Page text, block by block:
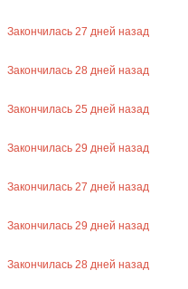
Закончилась 27 дней назад
Закончилась 28 дней назад
Закончилась 25 дней назад
Закончилась 29 дней назад
Закончилась 27 дней назад
Закончилась 29 дней назад
Закончилась 28 дней назад